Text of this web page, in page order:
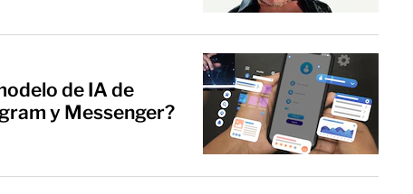
de IA de
y Messenger?